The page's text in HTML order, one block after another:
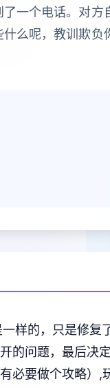
一个电话。对方
么呢，教训欺负
样的，只是修复
的问题，最后决
必要做个攻略）,